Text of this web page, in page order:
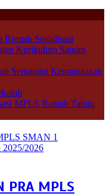
Sosialisasi
Kurikulum Satuan
Semangat Kemanusiaan
MPLS Ramah Tahun
PRA MPLS